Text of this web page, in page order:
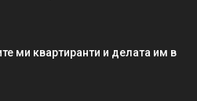
ми квартиранти и делата им в